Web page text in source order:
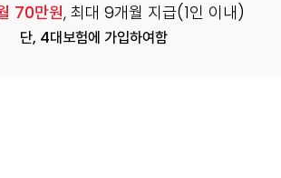
70만원, 최대 9개월 지급(1인 이내)
단, 4대보험에 가입하여함